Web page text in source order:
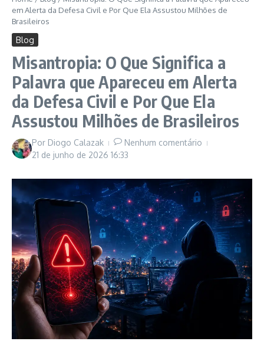
em Alerta da Defesa Civil e Por Que Ela Assustou Milhões de
Brasileiros
Blog
Misantropia: O Que Significa a
Palavra que Apareceu em Alerta
da Defesa Civil e Por Que Ela
Assustou Milhões de Brasileiros
Por Diogo Calazak
Nenhum comentário
21 de junho de 2026 16:33